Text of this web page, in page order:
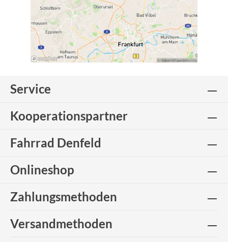
Service
Kooperationspartner
Fahrrad Denfeld
Onlineshop
Zahlungsmethoden
Versandmethoden